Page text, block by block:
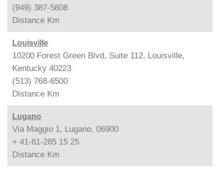
(949) 387-5808
Distance Km
Louisville
10200 Forest Green Blvd, Suite 112, Louisville,
Kentucky 40223
(513) 768-6500
Distance Km
Lugano
Via Maggio 1, Lugano, 06900
+ 41-61-285 15 25
Distance Km